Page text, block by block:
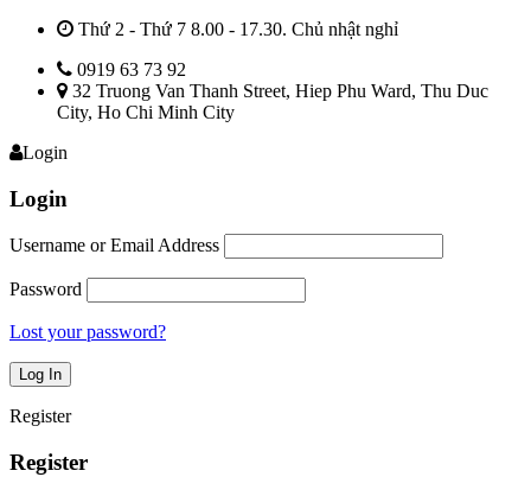
Thứ 2 - Thứ 7 8.00 - 17.30. Chủ nhật nghỉ
0919 63 73 92
32 Truong Van Thanh Street, Hiep Phu Ward, Thu Duc
City, Ho Chi Minh City
Login
Login
Username or Email Address
Password
Lost your password?
Register
Register